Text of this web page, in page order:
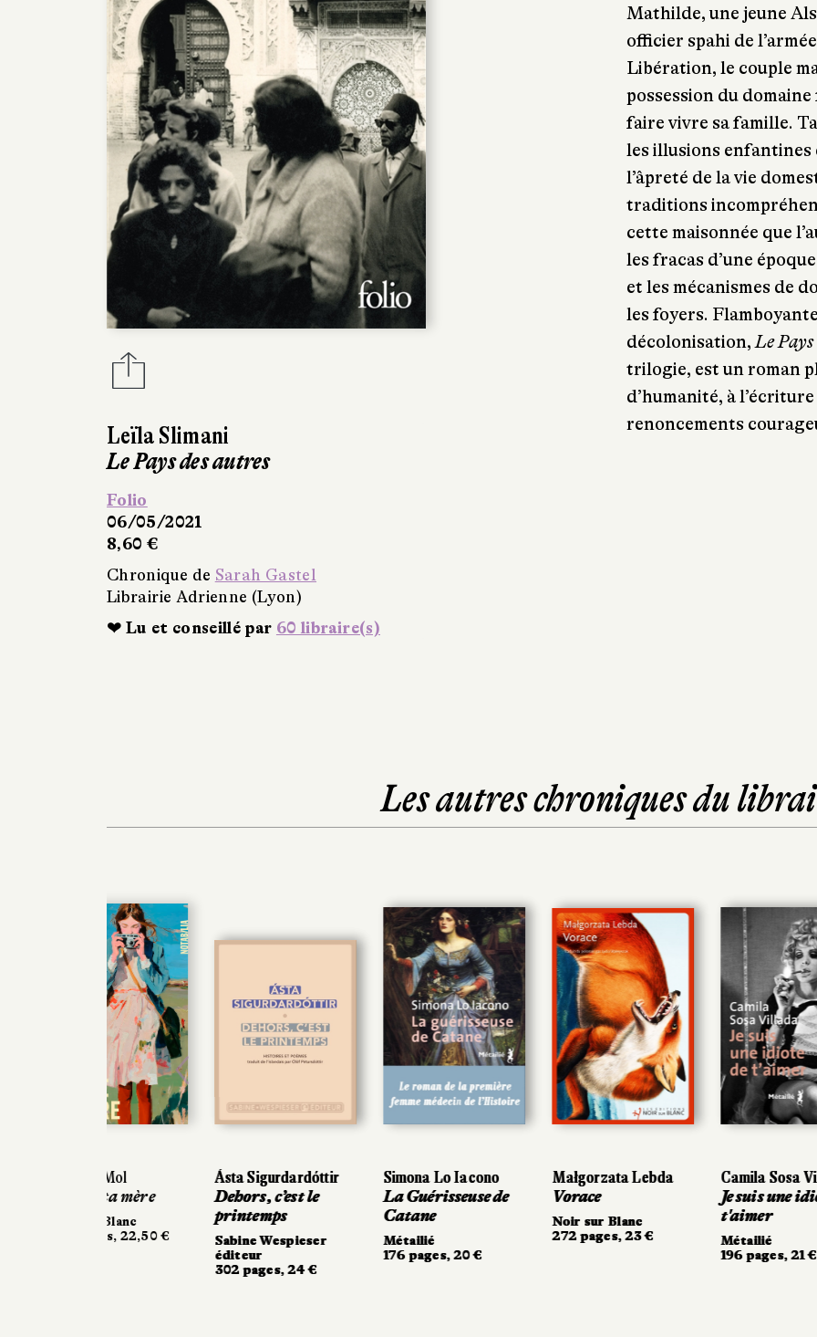
Leïla Slimani
Le Pays des autres
Folio
06/05/2021
8,60 €
Chronique de Sarah Gastel
Librairie Adrienne (Lyon)
❤ Lu et conseillé par 60 libraire(s)
Mathilde, une jeune
officier spahi de
Libération, le couple
possession du
faire vivre sa famille.
les illusions enfantines
l’âpreté de la vie
traditions
cette maisonnée que
les fracas d’une
et les mécanismes de
les foyers.
décolonisation,Le
trilogie, est un roman
d’humanité, à
renoncements
Les autres chroniques du
Ásta Sigurdardóttir
Dehors, c’est le
printemps
Sabine Wespieser
éditeur
302 pages, 24 €
Simona Lo Iacono
La Guérisseuse de
Catane
Métailié
176 pages, 20 €
Małgorzata Lebda
Vorace
Noir sur Blanc
272 pages, 23 €
Camila Sosa
Je suis une
t'aimer
Métailié
196 pages, 21 €
Previous